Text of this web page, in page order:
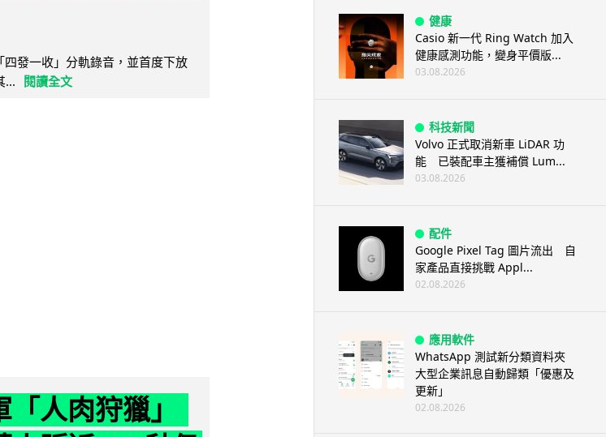
發一收」分軌錄音，並首度下放
...
閱讀全文
人肉狩獵」
健康
Casio 新一代 Ring Watch 加入
健康感測功能，變身平價版...
03.08.2026
科技新聞
Volvo 正式取消新車 LiDAR 功
能 已裝配車主獲補償 Lum...
03.08.2026
配件
Google Pixel Tag 圖片流出 自
家產品直接挑戰 Appl...
02.08.2026
應用軟件
WhatsApp 測試新分類資料夾
大型企業訊息自動歸類「優惠及
更新」
02.08.2026